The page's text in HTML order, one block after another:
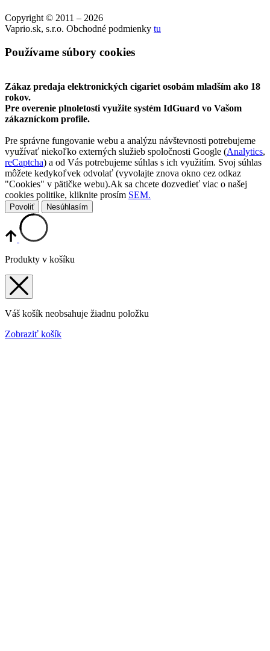
Copyright © 2011 – 2026
Vaprio.sk, s.r.o. Obchodné podmienky tu
Používame súbory cookies
Zákaz predaja elektronických cigariet osobám mladším ako 18
rokov.
Pre overenie plnoletosti využite systém IdGuard vo Vašom
zákazníckom profile.
Pre správne fungovanie webu a analýzu návštevnosti potrebujeme
využívať niekoľko externých služieb spoločnosti Google (Analytics,
reCaptcha) a od Vás potrebujeme súhlas s ich využitím. Svoj súhlas
môžete kedykoľvek odvolať (vyvolajte znova okno cez odkaz
"Cookies" v pätičke webu).Ak sa chcete dozvedieť viac o našej
cookies politike, kliknite prosím SEM.
Povoliť Nesúhlasím
Produkty v košíku
Váš košík neobsahuje žiadnu položku
Zobraziť košík